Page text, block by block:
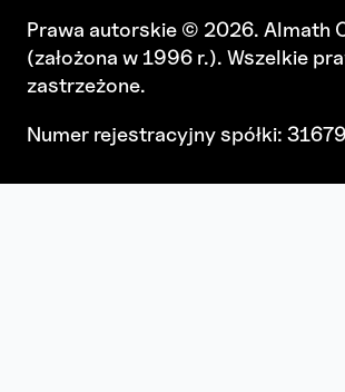
Prawa autorskie © 2026. Almath
(założona w 1996 r.). Wszelkie
zastrzeżone.
Numer rejestracyjny spółki: